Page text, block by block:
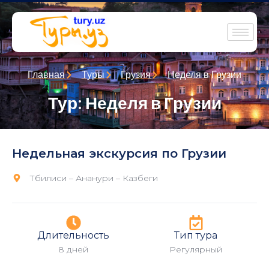
Главная Туры Грузия Неделя в Грузии
Тур: Неделя в Грузии
Недельная экскурсия по Грузии
Тбилиси – Ананури – Казбеги
Длительность
8 дней
Тип тура
Регулярный